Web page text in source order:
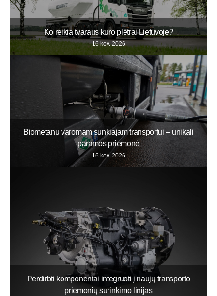
Ko reikia tvaraus kuro plėtrai Lietuvoje?
16 kov. 2026
Biometanu varomam sunkiajam transportui – unikali
paramos priemonė
16 kov. 2026
Perdirbti komponentai integruoti į naujų transporto
priemonių surinkimo linijas